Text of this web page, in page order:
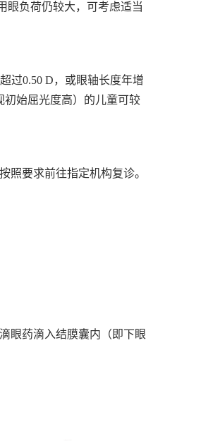
眼负荷仍较大，可考虑适当
过0.50 D，或眼轴长度年增
初始屈光度高）的儿童可较
照要求前往指定机构复诊。
眼药滴入结膜囊内（即下眼